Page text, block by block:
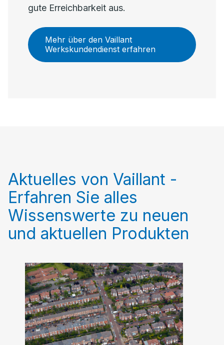
gute Erreichbarkeit aus.
Mehr über den Vaillant
Werkskundendienst erfahren
Aktuelles von Vaillant -
Erfahren Sie alles
Wissenswerte zu neuen
und aktuellen Produkten